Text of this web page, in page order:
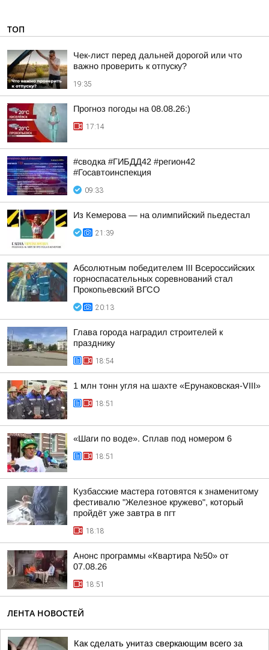
ТОП
Чек-лист перед дальней дорогой или что
важно проверить к отпуску?
19:35
Прогноз погоды на 08.08.26:)
17:14
#сводка #ГИБДД42 #регион42
#Госавтоинспекция
09:33
Из Кемерова — на олимпийский пьедестал
21:39
Абсолютным победителем III Всероссийских
горноспасательных соревнований стал
Прокопьевский ВГСО
20:13
Глава города наградил строителей к
празднику
18:54
1 млн тонн угля на шахте «Ерунаковская-VIII»
18:51
«Шаги по воде». Сплав под номером 6
18:51
Кузбасские мастера готовятся к знаменитому
фестивалю "Железное кружево", который
пройдёт уже завтра в пгт
18:18
Анонс программы «Квартира №50» от
07.08.26
18:51
ЛЕНТА НОВОСТЕЙ
Как сделать унитаз сверкающим всего за